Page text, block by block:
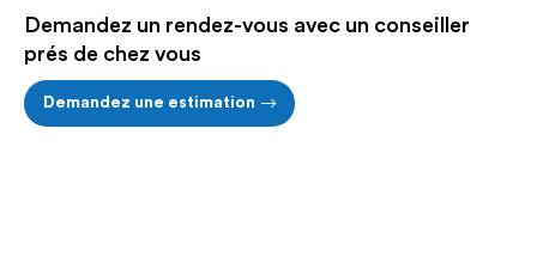
Demandez un rendez-vous avec un conseiller
prés de chez vous
Demandez une estimation